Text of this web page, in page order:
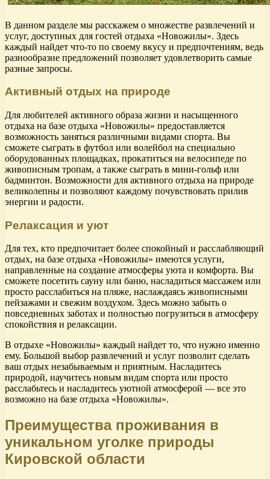
В данном разделе мы расскажем о множестве развлечений и
услуг, доступных для гостей отдыха «Новожилы». Здесь
каждый найдет что-то по своему вкусу и предпочтениям, ведь
разнообразие предложений позволяет удовлетворить самые
разные запросы.
Активный отдых на природе
Для любителей активного образа жизни и насыщенного
отдыха на базе отдыха «Новожилы» предоставляется
возможность заняться различными видами спорта. Вы
сможете сыграть в футбол или волейбол на специально
оборудованных площадках, прокатиться на велосипеде по
живописным тропам, а также сыграть в мини-гольф или
бадминтон. Возможности для активного отдыха на природе
великолепны и позволяют каждому почувствовать прилив
энергии и радости.
Релаксация и уют
Для тех, кто предпочитает более спокойный и расслабляющий
отдых, на базе отдыха «Новожилы» имеются услуги,
направленные на создание атмосферы уюта и комфорта. Вы
сможете посетить сауну или баню, насладиться массажем или
просто расслабиться на пляже, наслаждаясь живописными
пейзажами и свежим воздухом. Здесь можно забыть о
повседневных заботах и полностью погрузиться в атмосферу
спокойствия и релаксации.
В отдыхе «Новожилы» каждый найдет то, что нужно именно
ему. Большой выбор развлечений и услуг позволит сделать
ваш отдых незабываемым и приятным. Насладитесь
природой, научитесь новым видам спорта или просто
расслабьтесь и насладитесь уютной атмосферой — все это
возможно на базе отдыха «Новожилы».
Преимущества проживания в
уникальном уголке природы
Кировской области